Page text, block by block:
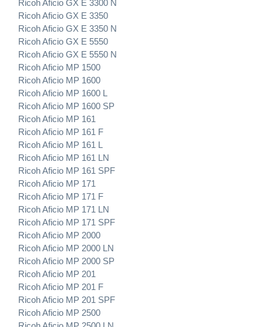
Ricoh Aficio GX E 3300 N
Ricoh Aficio GX E 3350
Ricoh Aficio GX E 3350 N
Ricoh Aficio GX E 5550
Ricoh Aficio GX E 5550 N
Ricoh Aficio MP 1500
Ricoh Aficio MP 1600
Ricoh Aficio MP 1600 L
Ricoh Aficio MP 1600 SP
Ricoh Aficio MP 161
Ricoh Aficio MP 161 F
Ricoh Aficio MP 161 L
Ricoh Aficio MP 161 LN
Ricoh Aficio MP 161 SPF
Ricoh Aficio MP 171
Ricoh Aficio MP 171 F
Ricoh Aficio MP 171 LN
Ricoh Aficio MP 171 SPF
Ricoh Aficio MP 2000
Ricoh Aficio MP 2000 LN
Ricoh Aficio MP 2000 SP
Ricoh Aficio MP 201
Ricoh Aficio MP 201 F
Ricoh Aficio MP 201 SPF
Ricoh Aficio MP 2500